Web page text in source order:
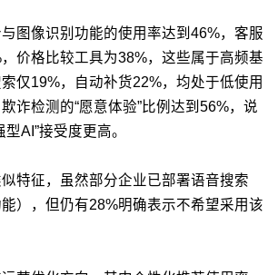
图像识别功能的使用率达到46%，客服
价格比较工具为38%，这些属于高频基
仅19%，自动补货22%，均处于低使用
诈检测的“愿意体验”比例达到56%，说
AI”接受度更高。
特征，虽然部分企业已部署语音搜索
能），但仍有28%明确表示不希望采用该